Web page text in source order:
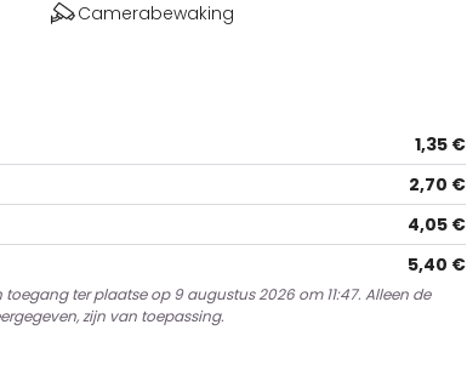
Camerabewaking
1,35 €
2,70 €
4,05 €
5,40 €
ter plaatse op 9 augustus 2026 om 11:47. Alleen de
zijn van toepassing.